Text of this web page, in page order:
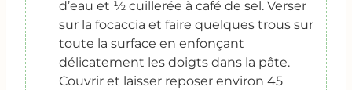
d’eau et ½ cuillerée à café de sel. Verser
sur la focaccia et faire quelques trous sur
toute la surface en enfonçant
délicatement les doigts dans la pâte.
Couvrir et laisser reposer environ 45